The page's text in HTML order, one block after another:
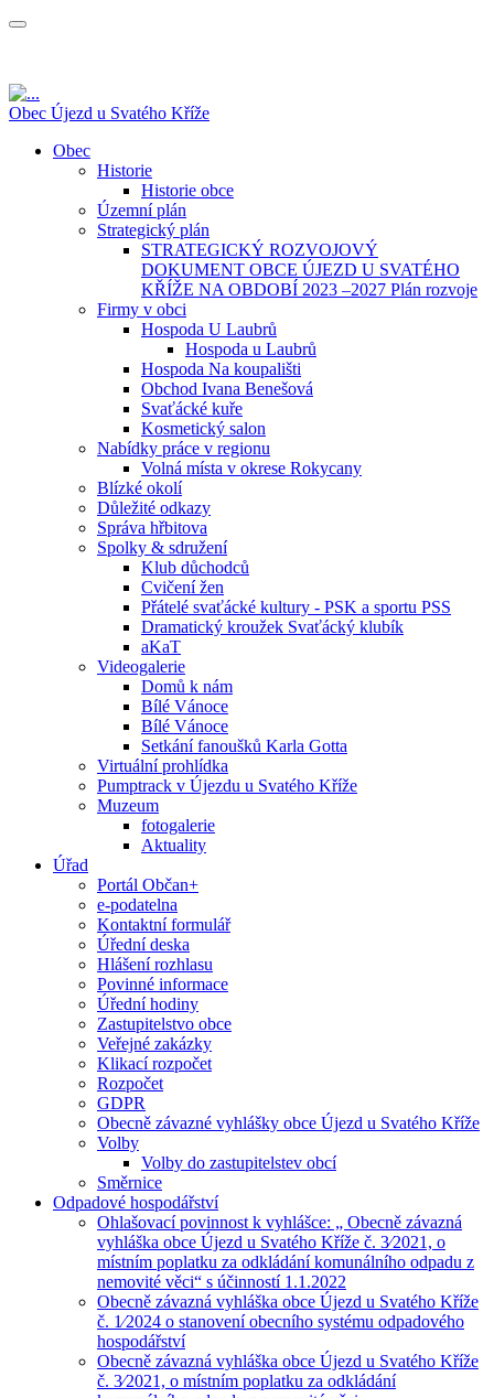
Obec Újezd u Svatého Kříže
Obec
Historie
Historie obce
Územní plán
Strategický plán
STRATEGICKÝ ROZVOJOVÝ
DOKUMENT OBCE ÚJEZD U SVATÉHO
KŘÍŽE NA OBDOBÍ 2023 –2027 Plán rozvoje
Firmy v obci
Hospoda U Laubrů
Hospoda u Laubrů
Hospoda Na koupališti
Obchod Ivana Benešová
Svaťácké kuře
Kosmetický salon
Nabídky práce v regionu
Volná místa v okrese Rokycany
Blízké okolí
Důležité odkazy
Správa hřbitova
Spolky & sdružení
Klub důchodců
Cvičení žen
Přátelé svaťácké kultury - PSK a sportu PSS
Dramatický kroužek Svaťácký klubík
aKaT
Videogalerie
Domů k nám
Bílé Vánoce
Bílé Vánoce
Setkání fanoušků Karla Gotta
Virtuální prohlídka
Pumptrack v Újezdu u Svatého Kříže
Muzeum
fotogalerie
Aktuality
Úřad
Portál Občan+
e-podatelna
Kontaktní formulář
Úřední deska
Hlášení rozhlasu
Povinné informace
Úřední hodiny
Zastupitelstvo obce
Veřejné zakázky
Klikací rozpočet
Rozpočet
GDPR
Obecně závazné vyhlášky obce Újezd u Svatého Kříže
Volby
Volby do zastupitelstev obcí
Směrnice
Odpadové hospodářství
Ohlašovací povinnost k vyhlášce: „ Obecně závazná
vyhláška obce Újezd u Svatého Kříže č. 3⁄2021, o
místním poplatku za odkládání komunálního odpadu z
nemovité věci“ s účinností 1.1.2022
Obecně závazná vyhláška obce Újezd u Svatého Kříže
č. 1⁄2024 o stanovení obecního systému odpadového
hospodářství
Obecně závazná vyhláška obce Újezd u Svatého Kříže
č. 3⁄2021, o místním poplatku za odkládání